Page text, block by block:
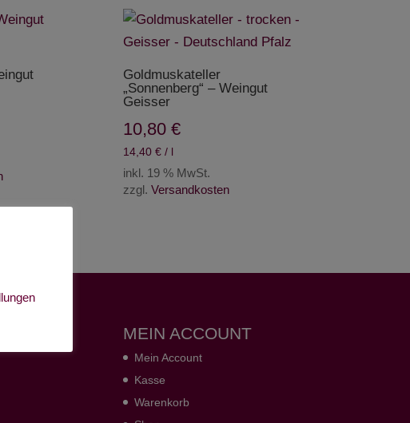
Goldmuskateller
„Sonnenberg“ – Weingut
Geisser
10,80€
14,40€ / l
inkl. 19 % MwSt.
zzgl.Versandkosten
MEIN ACCOUNT
Mein Account
Kasse
Warenkorb